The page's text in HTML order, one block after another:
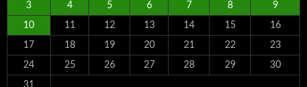
3 4 5 6 7 8 9
10 11 12 13 14 15 16
17 18 19 20 21 22 23
24 25 26 27 28 29 30